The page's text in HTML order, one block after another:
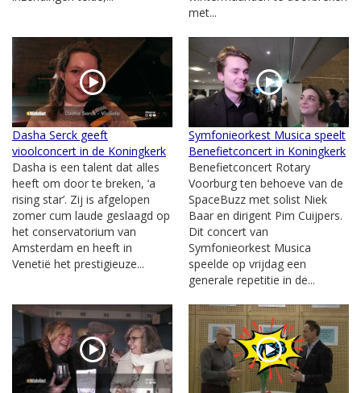
met...
Dasha Serck geeft
vioolconcert in de Koningkerk
Dasha is een talent dat alles
heeft om door te breken, ‘a
rising star’. Zij is afgelopen
zomer cum laude geslaagd op
het conservatorium van
Amsterdam en heeft in
Venetië het prestigieuze...
Symfonieorkest Musica speelt
Benefietconcert in Koningkerk
Benefietconcert Rotary
Voorburg ten behoeve van de
SpaceBuzz met solist Niek
Baar en dirigent Pim Cuijpers.
Dit concert van
Symfonieorkest Musica
speelde op vrijdag een
generale repetitie in de...